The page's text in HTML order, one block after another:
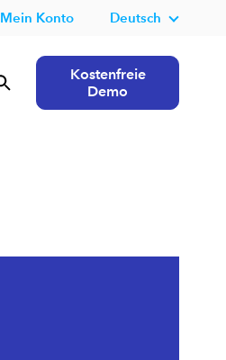
Mein Konto Deutsch
Kostenfreie
Demo